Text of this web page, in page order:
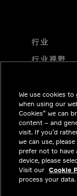
行业
行业视野
职业机会
投资者关系
新闻中心
联系我们
隐私
合法合规
We use cookies
when using our
Cookies” we can
content – and
visit. If you’d
we can use,
prefer not to have
device, please
Visit our Cookie
process your data.